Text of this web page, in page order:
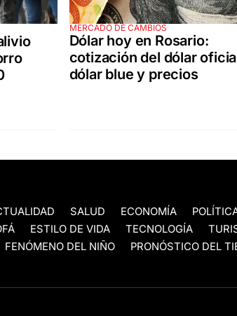
MERCADO DE CAMBIOS
Dólar hoy en Rosario:
cotización del dólar
dólar blue y precios
SALUD ECONOMÍA
ESTILO DE VIDA TECNOLOGÍA
FENÓMENO DEL NIÑO PRONÓSTICO DEL